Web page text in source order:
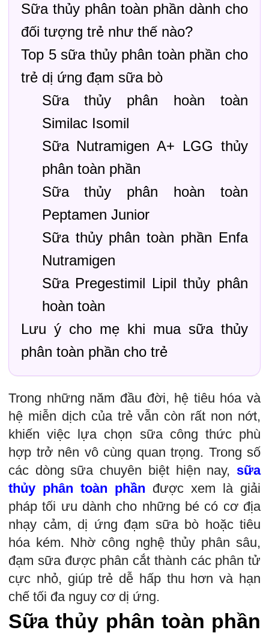
Sữa thủy phân toàn phần dành cho
đối tượng trẻ như thế nào?
Top 5 sữa thủy phân toàn phần cho
trẻ dị ứng đạm sữa bò
Sữa thủy phân hoàn toàn
Similac Isomil
Sữa Nutramigen A+ LGG thủy
phân toàn phần
Sữa thủy phân hoàn toàn
Peptamen Junior
Sữa thủy phân toàn phần Enfa
Nutramigen
Sữa Pregestimil Lipil thủy phân
hoàn toàn
Lưu ý cho mẹ khi mua sữa thủy
phân toàn phần cho trẻ
Trong những năm đầu đời, hệ tiêu hóa và
hệ miễn dịch của trẻ vẫn còn rất non nớt,
khiến việc lựa chọn sữa công thức phù
hợp trở nên vô cùng quan trọng. Trong số
các dòng sữa chuyên biệt hiện nay, sữa
thủy phân toàn phần được xem là giải
pháp tối ưu dành cho những bé có cơ địa
nhạy cảm, dị ứng đạm sữa bò hoặc tiêu
hóa kém. Nhờ công nghệ thủy phân sâu,
đạm sữa được phân cắt thành các phân tử
cực nhỏ, giúp trẻ dễ hấp thu hơn và hạn
chế tối đa nguy cơ dị ứng.
Sữa thủy phân toàn phần